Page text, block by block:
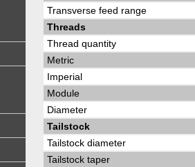
Transverse feed range
Threads
Thread quantity
Metric
Imperial
Module
Diameter
Tailstock
Tailstock diameter
Tailstock taper